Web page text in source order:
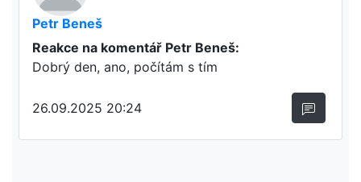
Petr Beneš
Reakce na komentář Petr Beneš:
Dobrý den, ano, počítám s tím
26.09.2025 20:24